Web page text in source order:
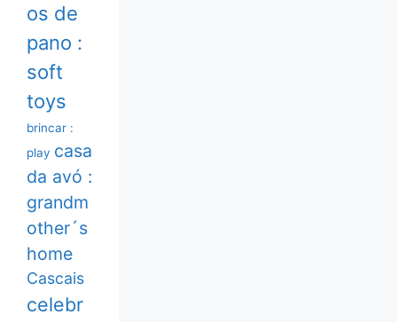
os de
pano :
soft
toys
brincar :
play casa
da avó :
grandm
other´s
home
Cascais
celebr